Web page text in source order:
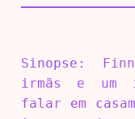
Sinopse:
irmãs e um
falar em